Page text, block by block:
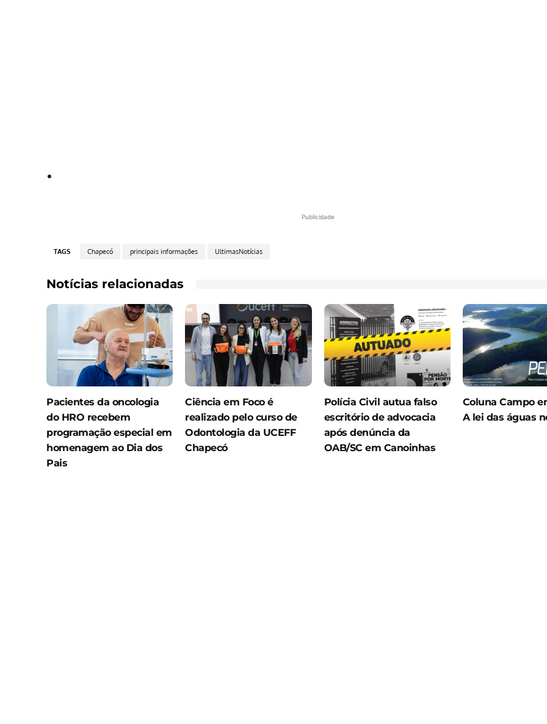
Publicidade
TAGS Chapecó principais informações UltimasNotícias
Notícias relacionadas
Pacientes da oncologia
do HRO recebem
programação especial em
homenagem ao Dia dos
Pais
Ciência em Foco é
realizado pelo curso de
Odontologia da UCEFF
Chapecó
Polícia Civil autua falso
escritório de advocacia
após denúncia da
OAB/SC em Canoinhas
Coluna Campo
A lei das águas